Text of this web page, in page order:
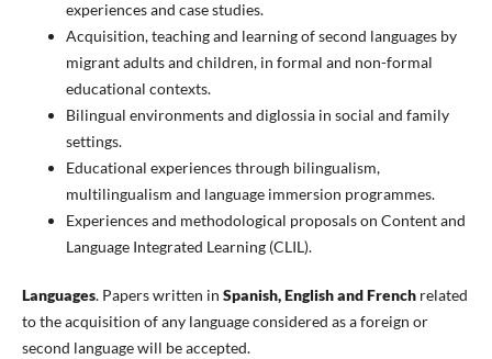
experiences and case studies.
Acquisition, teaching and learning of second languages by
migrant adults and children, in formal and non-formal
educational contexts.
Bilingual environments and diglossia in social and family
settings.
Educational experiences through bilingualism,
multilingualism and language immersion programmes.
Experiences and methodological proposals on Content and
Language Integrated Learning (CLIL).
Languages. Papers written in Spanish, English and Frenchrelated
to the acquisition of any language considered as a foreign or
second language will be accepted.